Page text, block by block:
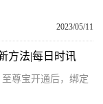
2023/05/11
方法|每日时讯
尊宝开通后，绑定